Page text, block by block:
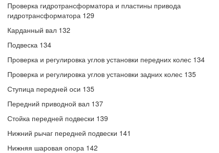
Проверка гидротрансформатора и пластины привода
гидротрансформатора 129
Карданный вал 132
Подвеска 134
Проверка и регулировка углов установки передних колес 134
Проверка и регулировка углов установки задних колес 135
Ступица передней оси 135
Передний приводной вал 137
Стойка передней подвески 139
Нижний рычаг передней подвески 141
Нижняя шаровая опора 142